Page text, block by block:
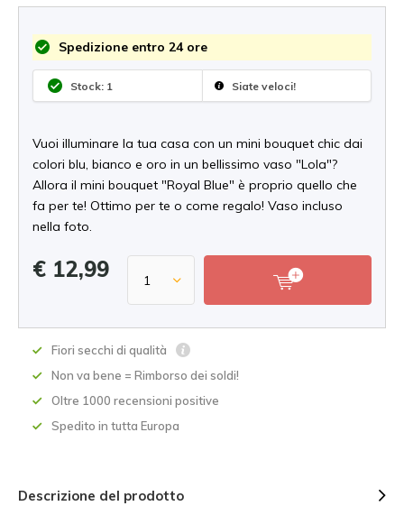
Spedizione entro 24 ore
Stock: 1 Siate veloci!
Vuoi illuminare la tua casa con un mini bouquet chic dai
colori blu, bianco e oro in un bellissimo vaso "Lola"?
Allora il mini bouquet "Royal Blue" è proprio quello che
fa per te! Ottimo per te o come regalo! Vaso incluso
nella foto.
€ 12,99
Fiori secchi di qualità
Non va bene = Rimborso dei soldi!
Oltre 1000 recensioni positive
Spedito in tutta Europa
Descrizione del prodotto